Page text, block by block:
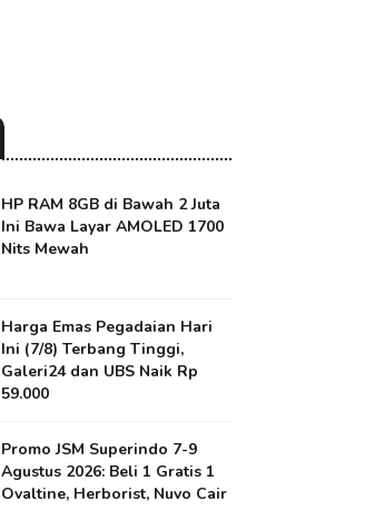
HP RAM 8GB di Bawah 2 Juta
Ini Bawa Layar AMOLED 1700
Nits Mewah
Harga Emas Pegadaian Hari
Ini (7/8) Terbang Tinggi,
Galeri24 dan UBS Naik Rp
59.000
Promo JSM Superindo 7-9
Agustus 2026: Beli 1 Gratis 1
Ovaltine, Herborist, Nuvo Cair